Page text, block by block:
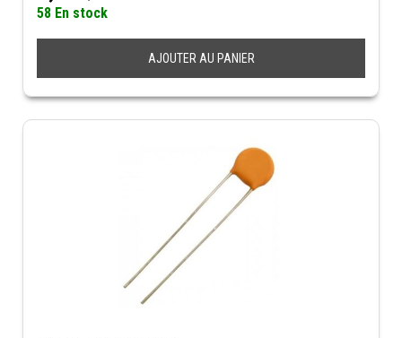
58 En stock
AJOUTER AU PANIER